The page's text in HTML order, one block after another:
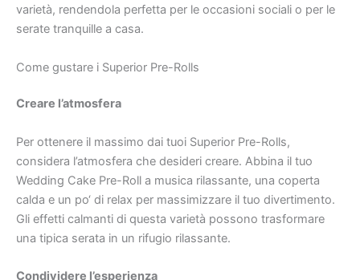
varietà, rendendola perfetta per le occasioni sociali o per le
serate tranquille a casa.
Come gustare i Superior Pre-Rolls
Creare l’atmosfera
Per ottenere il massimo dai tuoi Superior Pre-Rolls,
considera l’atmosfera che desideri creare. Abbina il tuo
Wedding Cake Pre-Roll a musica rilassante, una coperta
calda e un po‘ di relax per massimizzare il tuo divertimento.
Gli effetti calmanti di questa varietà possono trasformare
una tipica serata in un rifugio rilassante.
Condividere l’esperienza